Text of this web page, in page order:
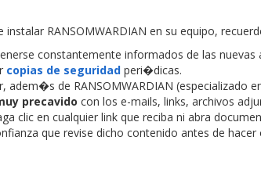
RANSOMWARDIAN en su equipo,
constantemente informados de las nuevas
copias de seguridad peri�dicas.
adem�s de RANSOMWARDIAN (especializado
precavido con los e-mails, links, archivos
clic en cualquier link que reciba ni abra
que revise dicho contenido antes de hacer